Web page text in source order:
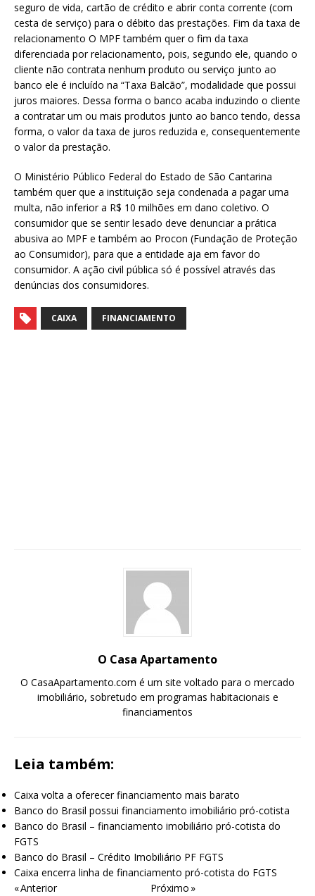
seguro de vida, cartão de crédito e abrir conta corrente (com
cesta de serviço) para o débito das prestações. Fim da taxa de
relacionamento O MPF também quer o fim da taxa
diferenciada por relacionamento, pois, segundo ele, quando o
cliente não contrata nenhum produto ou serviço junto ao
banco ele é incluído na “Taxa Balcão”, modalidade que possui
juros maiores. Dessa forma o banco acaba induzindo o cliente
a contratar um ou mais produtos junto ao banco tendo, dessa
forma, o valor da taxa de juros reduzida e, consequentemente
o valor da prestação.
O Ministério Público Federal do Estado de São Cantarina
também quer que a instituição seja condenada a pagar uma
multa, não inferior a R$ 10 milhões em dano coletivo. O
consumidor que se sentir lesado deve denunciar a prática
abusiva ao MPF e também ao Procon (Fundação de Proteção
ao Consumidor), para que a entidade aja em favor do
consumidor. A ação civil pública só é possível através das
denúncias dos consumidores.
CAIXA FINANCIAMENTO
O Casa Apartamento
O CasaApartamento.com é um site voltado para o mercado
imobiliário, sobretudo em programas habitacionais e
financiamentos
Leia também:
Caixa volta a oferecer financiamento mais barato
Banco do Brasil possui financiamento imobiliário pró-cotista
Banco do Brasil – financiamento imobiliário pró-cotista do
FGTS
Banco do Brasil – Crédito Imobiliário PF FGTS
Caixa encerra linha de financiamento pró-cotista do FGTS
« Anterior
Próximo »